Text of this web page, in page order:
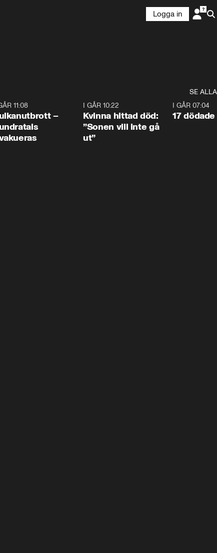
Logga in
SE ALLA
11:08
–
I GÅR 10:22
Kvinna hittad död:
”Sonen vill inte gå
ut”
I GÅR 07:04
17